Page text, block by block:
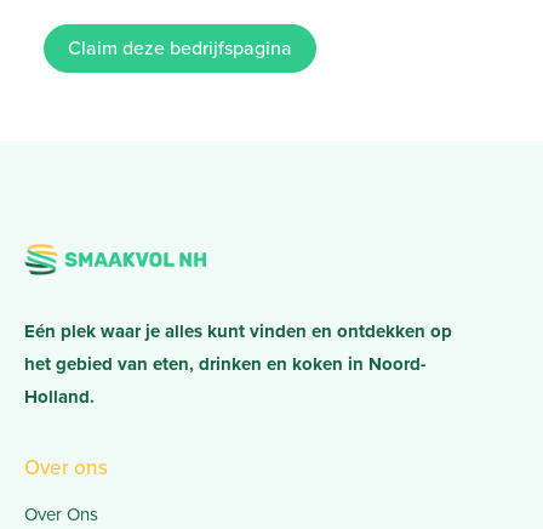
Claim deze bedrijfspagina
Eén plek waar je alles kunt vinden en ontdekken op
het gebied van eten, drinken en koken in Noord-
Holland.
Over ons
Over Ons